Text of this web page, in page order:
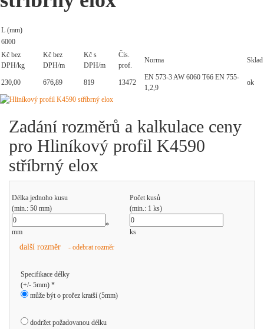
L (mm)
6000
Kč bez
DPH/kg
Kč bez
DPH/m
Kč s
DPH/m
Čís.
prof.
Norma Sklad
230,00 676,89 819 13472
EN 573-3 AW 6060 T66 EN 755-
1,2,9
ok
Zadání rozměrů a kalkulace ceny
pro Hliníkový profil K4590
stříbrný elox
Délka jednoho kusu
(min.: 50 mm)
Počet kusů
(min.: 1 ks)
mm
*
ks
další rozměr - odebrat rozměr
Specifikace délky
(+/- 5mm) *
může být o prořez kratší (5mm)
dodržet požadovanou délku